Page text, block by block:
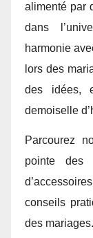
alimenté par
dans
harmonie
lors des
des idées,
demoiselle
Parcourez
pointe des
conseils
des mariages.